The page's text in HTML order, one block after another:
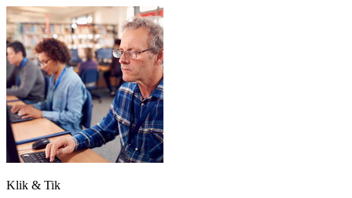
Klik & Tik